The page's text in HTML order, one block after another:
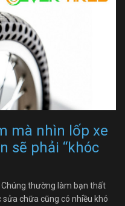
mà nhìn lốp xe
sẽ phải “khóc
Chúng thường làm bạn thất
chữa cũng có nhiều khó